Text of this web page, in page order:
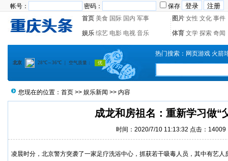
帐号： 密码：
保存
首页 美食 国际 国内 军事 图片 女性 文化 事件
娱乐 综艺 电影 电视 音乐 体育 文学 探索 奇闻
热门搜索： 网页游戏 火箭
您现在的位置： 首页 >> 娱乐新闻 >> 内容
成龙和房祖名：重新学习做“
时间：2020/7/10 11:13:32 点击：14009
凌晨时分，北京警方突袭了一家足疗洗浴中心，抓获若干吸毒人员，其中有艺